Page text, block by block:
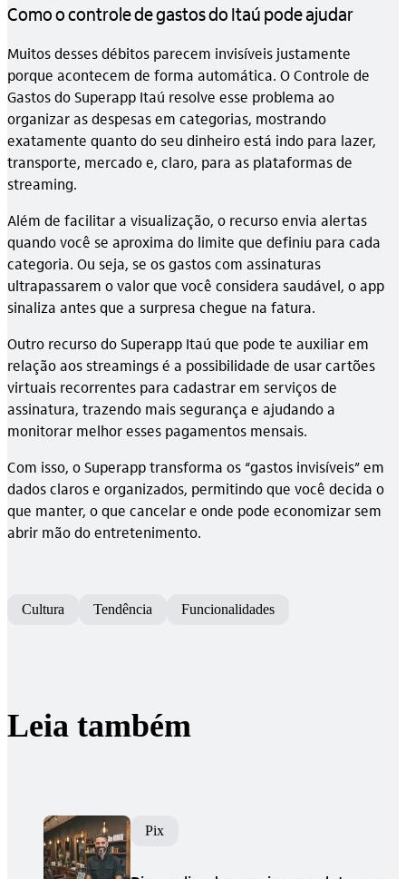
Como o controle de gastos do Itaú pode ajudar
Muitos desses débitos parecem invisíveis justamente
porque acontecem de forma automática. O Controle de
Gastos do Superapp Itaú resolve esse problema ao
organizar as despesas em categorias, mostrando
exatamente quanto do seu dinheiro está indo para lazer,
transporte, mercado e, claro, para as plataformas de
streaming.
Além de facilitar a visualização, o recurso envia alertas
quando você se aproxima do limite que definiu para cada
categoria. Ou seja, se os gastos com assinaturas
ultrapassarem o valor que você considera saudável, o app
sinaliza antes que a surpresa chegue na fatura.
Outro recurso do Superapp Itaú que pode te auxiliar em
relação aos streamings é a possibilidade de usar cartões
virtuais recorrentes para cadastrar em serviços de
assinatura, trazendo mais segurança e ajudando a
monitorar melhor esses pagamentos mensais.
Com isso, o Superapp transforma os “gastos invisíveis” em
dados claros e organizados, permitindo que você decida o
que manter, o que cancelar e onde pode economizar sem
abrir mão do entretenimento.
Cultura Tendência Funcionalidades
Leia também
Pix